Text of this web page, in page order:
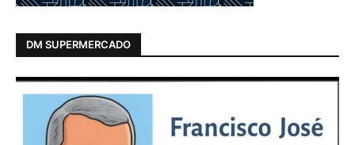
DM SUPERMERCADO